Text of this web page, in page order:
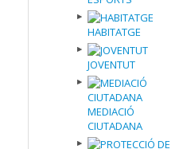
HABITATGE
JOVENTUT
MEDIACIÓ
CIUTADANA